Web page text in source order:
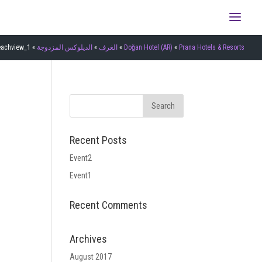
Prana Hotels & Resorts
»
Doğan Hotel (AR)
» الغرف » الديلوكس المزدوجة »
Recent Posts
Event2
Event1
Recent Comments
Archives
August 2017